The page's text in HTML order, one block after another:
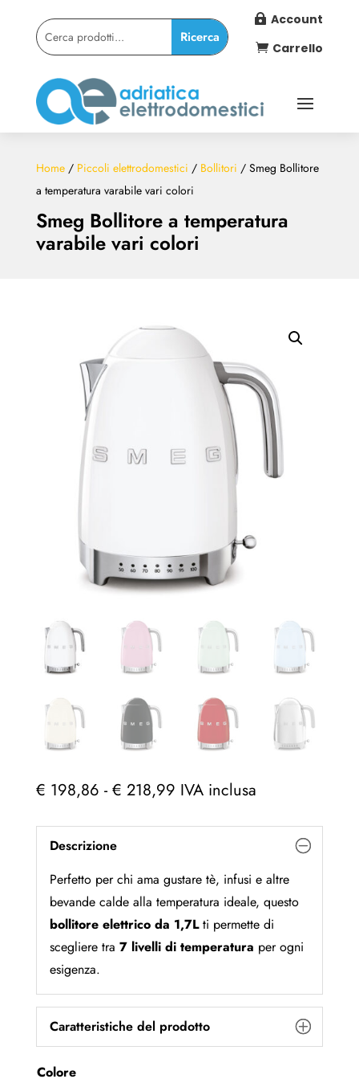
 Account
 Carrello
Smeg Bollitore a temperatura
varabile vari colori
Home/ Piccoli elettrodomestici / Bollitori / Smeg Bollitore
a temperatura varabile vari colori
€ 198,86 - € 218,99Fascia
prezzo:
€ 198,86
a
€ 218,99
IVA inclusa
Descrizione
Perfetto per chi ama gustare tè, infusi e altre
bevande calde alla temperatura ideale, questo
bollitore elettrico da 1,7Lti permette di
scegliere tra 7 livelli di temperatura per ogni
esigenza.
Caratteristiche del prodotto
Colore